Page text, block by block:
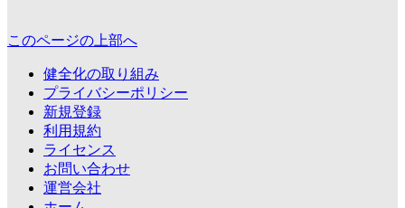
このページの上部へ
健全化の取り組み
プライバシーポリシー
新規登録
利用規約
ライセンス
お問い合わせ
運営会社